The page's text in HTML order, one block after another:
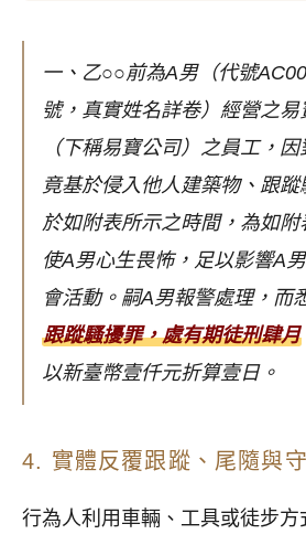
一、乙○○前為A男（代號
號，真實姓名詳卷）經營之
（下稱易寶公司）之員工，
竟基於侵入他人建築物、跟
於如附表所示之時間，為如附
使A男心生畏怖，足以影響A
會活動。嗣A男報警處理，而
跟蹤騷擾罪，處有期徒刑肆月
以新臺幣壹仟元折算壹日。
4. 實體反覆跟蹤、尾隨與
行為人利用車輛、工具或徒步方